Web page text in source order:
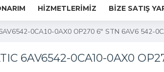
HİZMETLERİMİZ BİZE SATIŞ
0CA10-0AX0 OP270 6" STN 6AV6 542-
6AV6542-0CA10-0AX0